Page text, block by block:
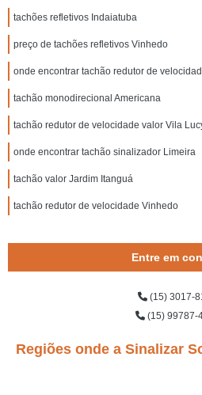
tachões refletivos Indaiatuba
preço de tachões refletivos Vinhedo
onde encontrar tachão redutor de
tachão monodirecional Americana
tachão redutor de velocidade valor Vila
onde encontrar tachão sinalizador Limeira
tachão valor Jardim Itanguá
tachão redutor de velocidade Vinhedo
Entre em
(15) 3017-
(15) 99787-
Regiões onde a Sinalizar